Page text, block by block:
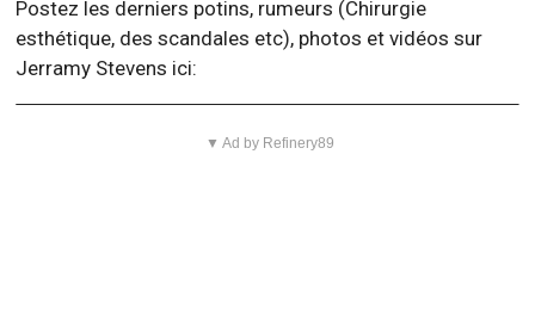
Postez les derniers potins, rumeurs (Chirurgie
esthétique, des scandales etc), photos et vidéos sur
Jerramy Stevens ici:
▼ Ad by Refinery89